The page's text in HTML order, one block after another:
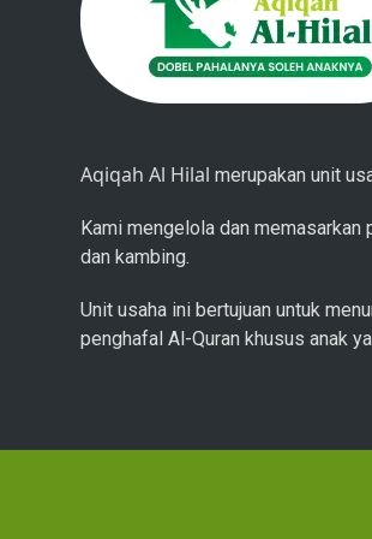
Aqiqah Al Hilal merupakan unit
Kami mengelola dan
dan kambing.
Unit usaha ini bertujuan untuk
penghafal Al-Quran khusus anak